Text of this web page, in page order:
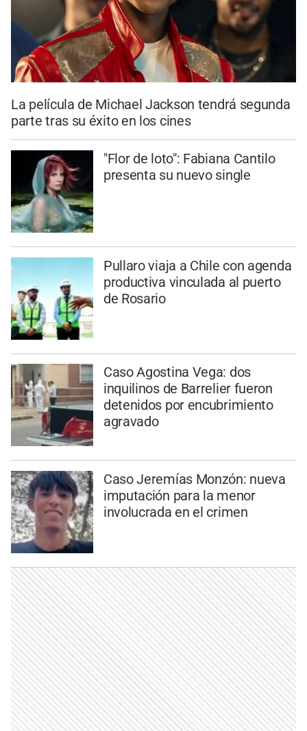
La película de Michael Jackson tendrá segunda
parte tras su éxito en los cines
"Flor de loto": Fabiana Cantilo
presenta su nuevo single
Pullaro viaja a Chile con agenda
productiva vinculada al puerto
de Rosario
Caso Agostina Vega: dos
inquilinos de Barrelier fueron
detenidos por encubrimiento
agravado
Caso Jeremías Monzón: nueva
imputación para la menor
involucrada en el crimen